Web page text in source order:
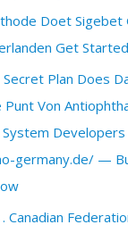
Doet Sigebet
Get
Plan Does
Von
Developers
germany.de/ —
Canadian